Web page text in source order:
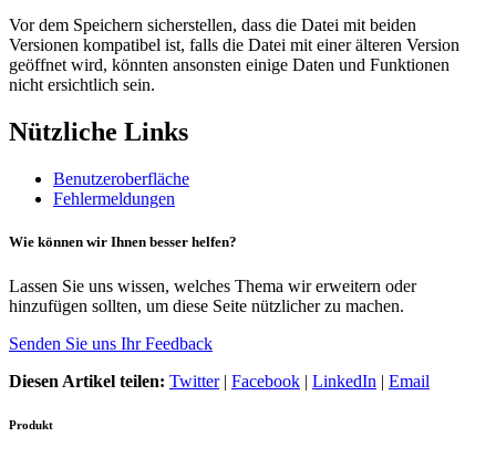
Vor dem Speichern sicherstellen, dass die Datei mit beiden
Versionen kompatibel ist, falls die Datei mit einer älteren Version
geöffnet wird, könnten ansonsten einige Daten und Funktionen
nicht ersichtlich sein.
Nützliche Links
Benutzeroberfläche
Fehlermeldungen
Wie können wir Ihnen besser helfen?
Lassen Sie uns wissen, welches Thema wir erweitern oder
hinzufügen sollten, um diese Seite nützlicher zu machen.
Senden Sie uns Ihr Feedback
Diesen Artikel teilen: Twitter| Facebook | LinkedIn | Email
Produkt